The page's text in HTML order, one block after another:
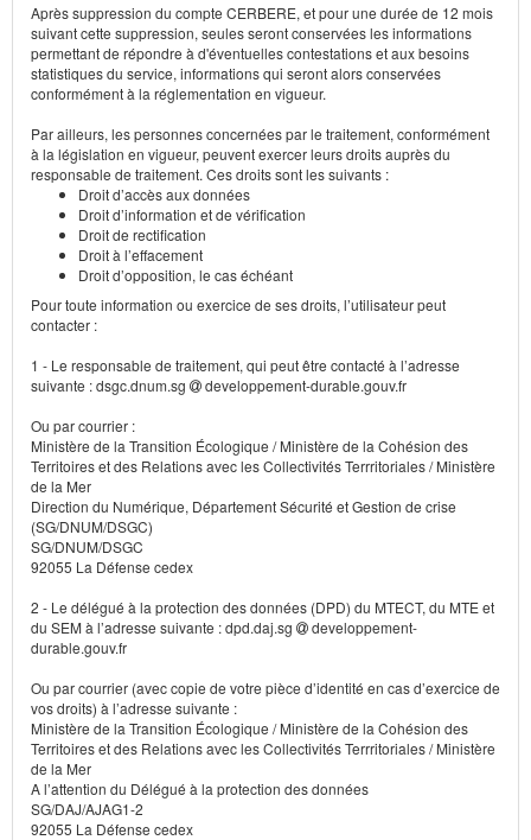
Après suppression du compte CERBERE, et pour une durée de 12 mois
suivant cette suppression, seules seront conservées les informations
permettant de répondre à d'éventuelles contestations et aux besoins
statistiques du service, informations qui seront alors conservées
conformément à la réglementation en vigueur.
Par ailleurs, les personnes concernées par le traitement, conformément
à la législation en vigueur, peuvent exercer leurs droits auprès du
responsable de traitement. Ces droits sont les suivants :
Droit d’accès aux données
Droit d’information et de vérification
Droit de rectification
Droit à l’effacement
Droit d’opposition, le cas échéant
Pour toute information ou exercice de ses droits, l’utilisateur peut
contacter :
1 - Le responsable de traitement, qui peut être contacté à l’adresse
suivante : dsgc.dnum.sg
developpement-durable.gouv.fr
Ou par courrier :
Ministère de la Transition Écologique / Ministère de la Cohésion des
Territoires et des Relations avec les Collectivités Terrritoriales / Ministère
de la Mer
Direction du Numérique, Département Sécurité et Gestion de crise
(SG/DNUM/DSGC)
SG/DNUM/DSGC
92055 La Défense cedex
2 - Le délégué à la protection des données (DPD) du MTECT, du MTE et
du SEM à l’adresse suivante : dpd.daj.sg
developpement-
durable.gouv.fr
Ou par courrier (avec copie de votre pièce d’identité en cas d’exercice de
vos droits) à l’adresse suivante :
Ministère de la Transition Écologique / Ministère de la Cohésion des
Territoires et des Relations avec les Collectivités Terrritoriales / Ministère
de la Mer
A l’attention du Délégué à la protection des données
SG/DAJ/AJAG1-2
92055 La Défense cedex